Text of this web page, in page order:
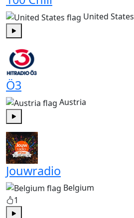
United States
Ö3
Austria
Play
Jouwradio
Belgium
1